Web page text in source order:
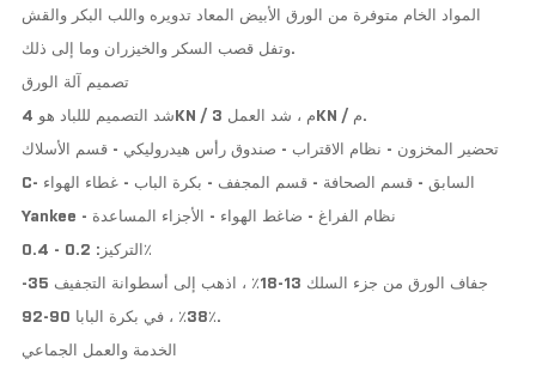
المواد الخام متوفرة من الورق الأبيض المعاد تدويره واللب البكر والقش
وتفل قصب السكر والخيزران وما إلى ذلك.
تصميم آلة الورق
شد التصميم لللباد هو 4KN / م ، شد العمل 3KN / م.
تحضير المخزون - نظام الاقتراب - صندوق رأس هيدروليكي - قسم الأسلاك
C- السابق - قسم الصحافة - قسم المجفف - بكرة الباب - غطاء الهواء
Yankee - نظام الفراغ - ضاغط الهواء - الأجزاء المساعدة
التركيز: 0.2 - 0.4٪
جفاف الورق من جزء السلك 13-18٪ ، اذهب إلى أسطوانة التجفيف 35-
38٪ ، في بكرة البابا 90-92٪.
الخدمة والعمل الجماعي